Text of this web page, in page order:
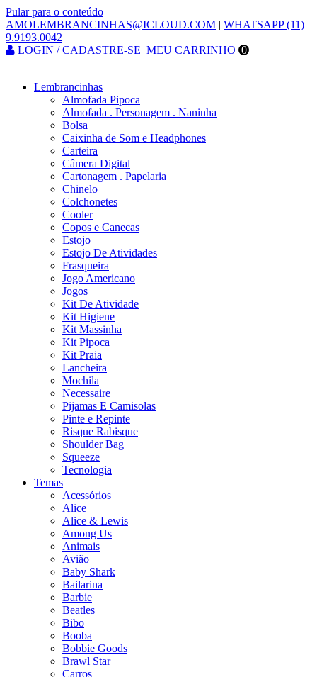
Pular para o conteúdo
AMOLEMBRANCINHAS@ICLOUD.COM | WHATSAPP (11)
9.9193.0042
LOGIN / CADASTRE-SE MEU CARRINHO 0
Lembrancinhas
Almofada Pipoca
Almofada . Personagem . Naninha
Bolsa
Caixinha de Som e Headphones
Carteira
Câmera Digital
Cartonagem . Papelaria
Chinelo
Colchonetes
Cooler
Copos e Canecas
Estojo
Estojo De Atividades
Frasqueira
Jogo Americano
Jogos
Kit De Atividade
Kit Higiene
Kit Massinha
Kit Pipoca
Kit Praia
Lancheira
Mochila
Necessaire
Pijamas E Camisolas
Pinte e Repinte
Risque Rabisque
Shoulder Bag
Squeeze
Tecnologia
Temas
Acessórios
Alice
Alice & Lewis
Among Us
Animais
Avião
Baby Shark
Bailarina
Barbie
Beatles
Bibo
Booba
Bobbie Goods
Brawl Star
Carros